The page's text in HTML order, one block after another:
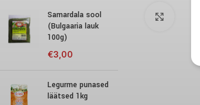
Samardala sool
(Bulgaaria lauk
100g)
€3,00
Legurme punased
läätsed 1kg